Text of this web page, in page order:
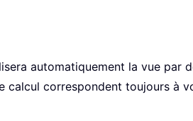
automatiquement la vue par
calcul correspondent toujours à